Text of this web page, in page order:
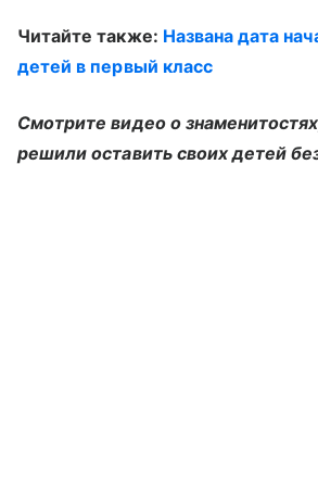
Читайте также: Названа дата
детей в первый класс
Смотрите видео о
решили оставить своих детей